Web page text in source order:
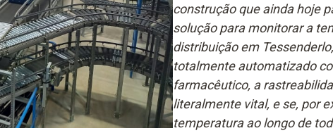
construção que ainda hoje
solução para monitorar a
distribuição em
totalmente automatizado
farmacêutico, a
literalmente vital, e se, por
temperatura ao longo de